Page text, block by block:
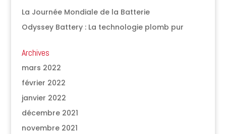
La Journée Mondiale de la Batterie
Odyssey Battery : La technologie plomb pur
Archives
mars 2022
février 2022
janvier 2022
décembre 2021
novembre 2021